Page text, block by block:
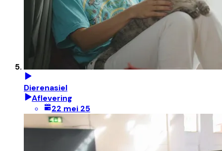
Dierenasiel
Aflevering
22 mei 25